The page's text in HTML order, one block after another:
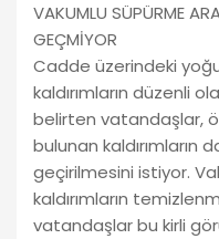
VAKUMLU SÜPÜRME
GEÇMİYOR
Cadde üzerindeki
kaldırımların düzenli
belirten vatandaşlar,
bulunan kaldırımların
geçirilmesini istiyor.
kaldırımların
vatandaşlar bu kirli